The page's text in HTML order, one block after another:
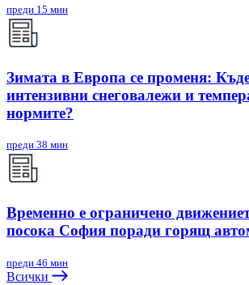
преди 15 мин
Зимата в Европа се променя:
интензивни снеговалежи и
нормите?
преди 38 мин
Временно е ограничено
посока София поради горящ
преди 46 мин
Всички